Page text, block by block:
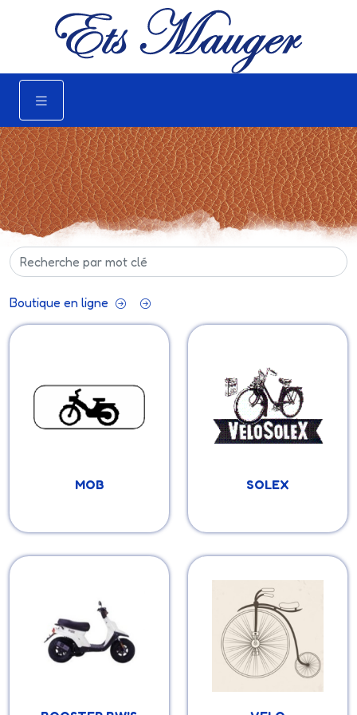
Boutique en ligne
MOB
Motoconfort, Peugeot
et divers
SOLEX
catégorie
Pièces vélo par
catégorie